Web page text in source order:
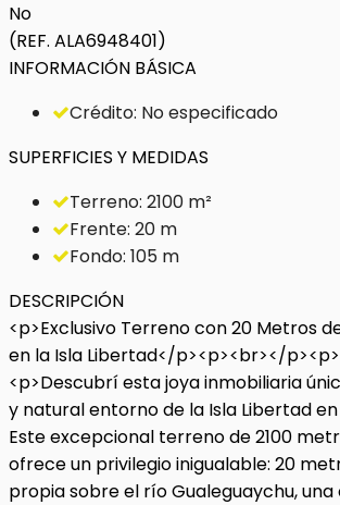
No
(REF. ALA6948401)
INFORMACIÓN BÁSICA
Crédito: No especificado
SUPERFICIES Y MEDIDAS
Terreno: 2100 m²
Frente: 20 m
Fondo: 105 m
DESCRIPCIÓN
<p>Exclusivo Terreno con 20 Metros
en la Isla Libertad</p><p><br></
<p>Descubrí esta joya inmobiliaria
y natural entorno de la Isla Libertad
Este excepcional terreno de 2100
ofrece un privilegio inigualable: 20
propia sobre el río Gualeguaychu,